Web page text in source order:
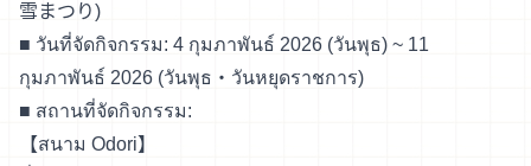
雪まつり)
■ วันที่จัดกิจกรรม: 4 กุมภาพันธ์ 2026 (วันพุธ) ~ 11
กุมภาพันธ์ 2026 (วันพุธ・วันหยุดราชการ)
■ สถานที่จัดกิจกรรม:
【สนาม Odori】